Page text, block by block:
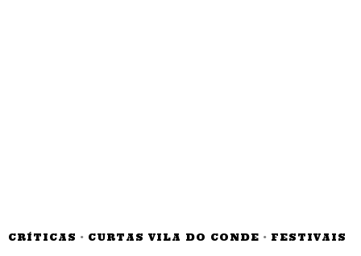
CRÍTICAS · CURTAS VILA DO CONDE · FESTIVAIS